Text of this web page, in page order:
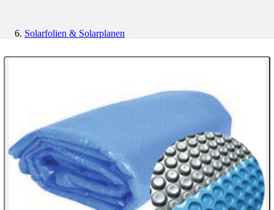
Solarfolien & Solarplanen